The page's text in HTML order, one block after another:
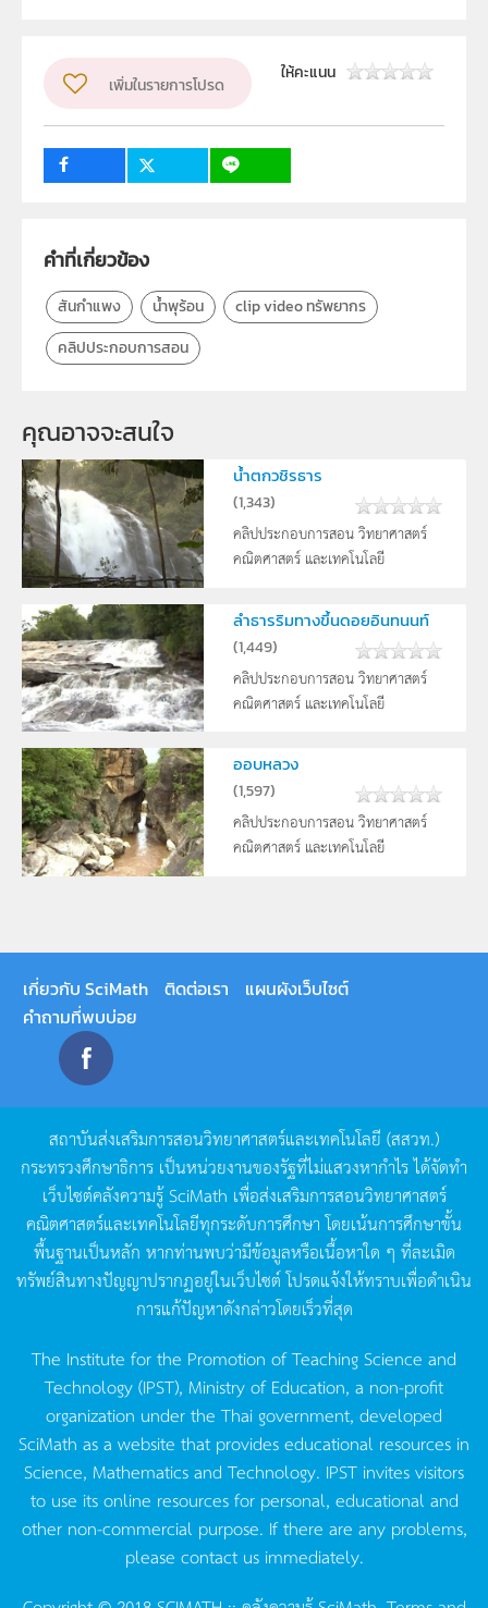
นายวิจิตร ทั่งทอง
วิชา
โลก ดาราศาสตร์ และอวกาศ
ระดับชั้น
ครู, นักเรียน, บุคคลทั่วไป
เพิ่มในรายการโปรด
ให้คะแนน
คำที่เกี่ยวข้อง
สันกำแพง น้ำพุร้อน
clip video ทรัพยากร
คลิปประกอบการสอน
คุณอาจจะสนใจ
น้ำตกวชิรธาร
(1,343)
คลิปประกอบการสอน วิทยาศาสตร์
คณิตศาสตร์ และเทคโนโลยี
ลำธารริมทางขึ้นดอยอินทนนท์
(1,449)
คลิปประกอบการสอน วิทยาศาสตร์
คณิตศาสตร์ และเทคโนโลยี
ออบหลวง
(1,597)
คลิปประกอบการสอน วิทยาศาสตร์
คณิตศาสตร์ และเทคโนโลยี
เกี่ยวกับ SciMath ติดต่อเรา
แผนผังเว็บไซต์
คำถามที่พบบ่อย
สถาบันส่งเสริมการสอนวิทยาศาสตร์และเทคโนโลยี (สสวท.)
กระทรวงศึกษาธิการ เป็นหน่วยงานของรัฐที่ไม่แสวงหากำไรได้จัดทำ
เว็บไซต์คลังความรู้SciMath เพื่อส่งเสริมการสอนวิทยาศาสตร์
คณิตศาสตร์และเทคโนโลยีทุกระดับการศึกษา โดยเน้นการศึกษาขั้น
พื้นฐานเป็นหลัก หากท่านพบว่ามีข้อมูลหรือเนื้อหาใด ๆ ที่ละเมิด
ทรัพย์สินทางปัญญาปรากฏอยู่ในเว็บไซต์โปรดแจ้งให้ทราบเพื่อดำเนิน
การแก้ปัญหาดังกล่าวโดยเร็วที่สุด
The Institute for the Promotion of Teaching Science and
Technology (IPST), Ministry of Education, a non-profit
organization under the Thai government, developed
SciMath as a website that provides educational resources in
Science, Mathematics and Technology. IPST invites visitors
to use its online resources for personal, educational and
other non-commercial purpose. If there are any problems,
please contact us immediately.